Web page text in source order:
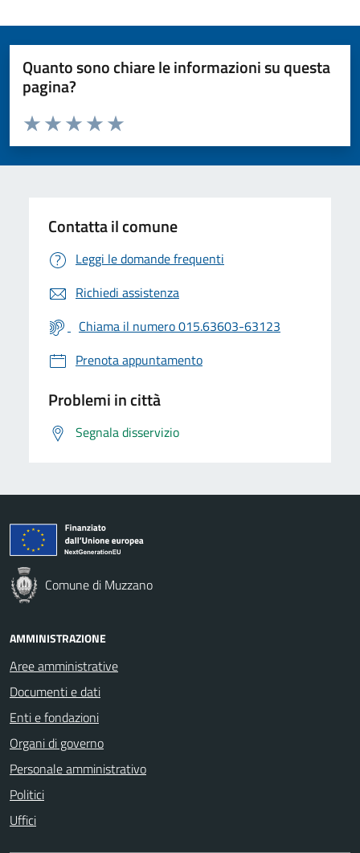
Quanto sono chiare le informazioni su questa
pagina?
Valuta da 1 a 5 stelle la pagina
Valuta 5 stelle su 5
Valuta 4 stelle su 5
Valuta 3 stelle su 5
Valuta 2 stelle su 5
Valuta 1 stelle su 5
Contatta il comune
Leggi le domande frequenti
Richiedi assistenza
Chiama il numero 015.63603-63123
Prenota appuntamento
Problemi in città
Segnala disservizio
Comune di Muzzano
AMMINISTRAZIONE
Aree amministrative
Documenti e dati
Enti e fondazioni
Organi di governo
Personale amministrativo
Politici
Uffici